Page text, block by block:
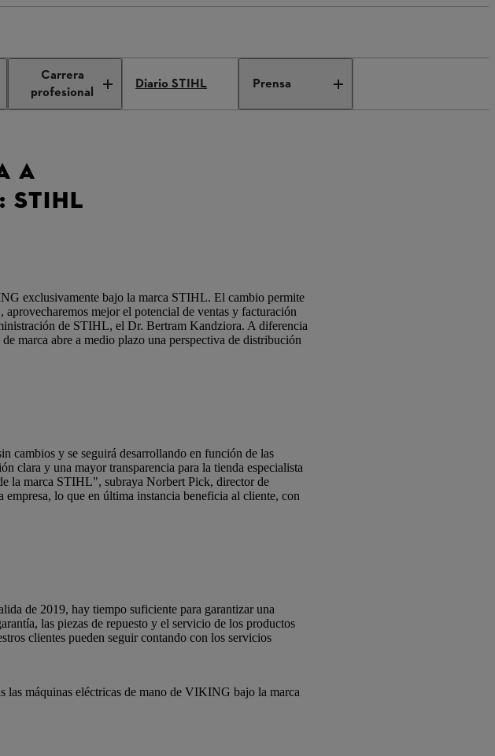
Carrera
profesional
Diario STIHL Prensa
STIHL
A
STIHL
exclusivamente bajo la marca STIHL. El cambio permite
mejor el potencial de ventas y facturación
de STIHL, el Dr. Bertram Kandziora. A diferencia
marca abre a medio plazo una perspectiva de distribución
cambios y se seguirá desarrollando en función de las
clara y una mayor transparencia para la tienda especialista
la marca STIHL", subraya Norbert Pick, director de
lo que en última instancia beneficia al cliente, con
de 2019, hay tiempo suficiente para garantizar una
las piezas de repuesto y el servicio de los productos
clientes pueden seguir contando con los servicios
máquinas eléctricas de mano de VIKING bajo la marca